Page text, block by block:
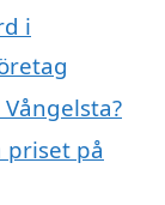
i
priset på